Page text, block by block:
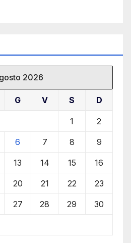
2026
G V S D
1 2
6 7 8 9
13 14 15 16
20 21 22 23
27 28 29 30